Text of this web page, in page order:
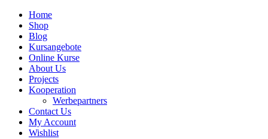
Home
Shop
Blog
Kursangebote
Online Kurse
About Us
Projects
Kooperation
Werbepartners
Contact Us
My Account
Wishlist